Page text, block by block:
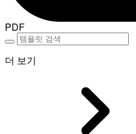
PDF
더 보기